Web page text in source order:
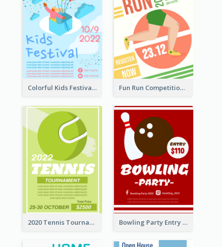
Colorful Kids Festival Flyer Fun Run Competition Flyer
2020 Tennis Tournament Flyer Bowling Party Entry Flyer